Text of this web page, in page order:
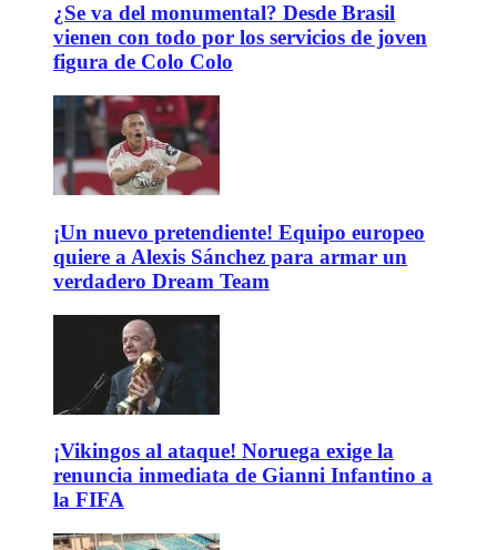
¿Se va del monumental? Desde Brasil
vienen con todo por los servicios de joven
figura de Colo Colo
¡Un nuevo pretendiente! Equipo europeo
quiere a Alexis Sánchez para armar un
verdadero Dream Team
¡Vikingos al ataque! Noruega exige la
renuncia inmediata de Gianni Infantino a
la FIFA